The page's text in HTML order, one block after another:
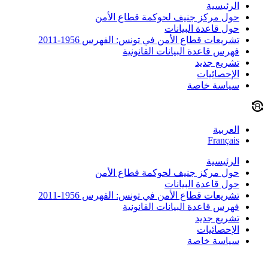
الرئيسية
حول مركز جنيف لحوكمة قطاع الأمن
حول قاعدة البيانات
تشريعات قطاع الأمن في تونس: الفهرس 1956-2011
فهرس قاعدة البيانات القانونية
تشريع جديد
الإحصائيات
سياسة خاصة
العربية
Français
الرئيسية
حول مركز جنيف لحوكمة قطاع الأمن
حول قاعدة البيانات
تشريعات قطاع الأمن في تونس: الفهرس 1956-2011
فهرس قاعدة البيانات القانونية
تشريع جديد
الإحصائيات
سياسة خاصة